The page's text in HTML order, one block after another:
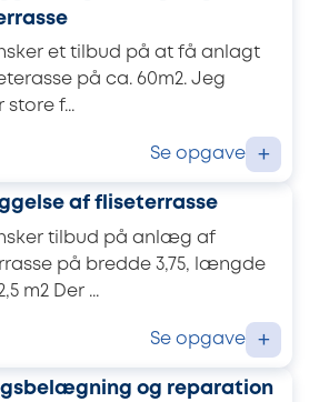
et tilbud på at få anlagt
på ca. 60m2. Jeg
store f...
Se opgave +
af fliseterrasse
tilbud på anlæg af
på bredde 3,75, længde
m2 Der ...
Se opgave +
og reparation